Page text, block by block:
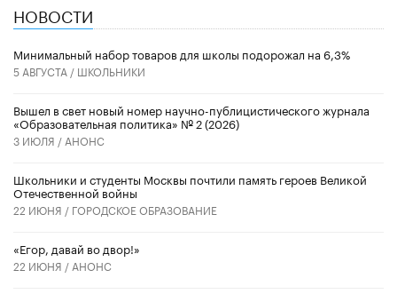
НОВОСТИ
Минимальный набор товаров для школы подорожал на 6,3%
5 АВГУСТА / ШКОЛЬНИКИ
Вышел в свет новый номер научно-публицистического журнала
«Образовательная политика» № 2 (2026)
3 ИЮЛЯ / АНОНС
Школьники и студенты Москвы почтили память героев Великой
Отечественной войны
22 ИЮНЯ / ГОРОДСКОЕ ОБРАЗОВАНИЕ
«Егор, давай во двор!»
22 ИЮНЯ / АНОНС